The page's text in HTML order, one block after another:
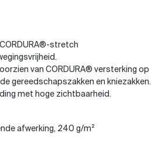
stretch
van CORDURA® versterking op
gereedschapszakken en kniezakken.
met hoge zichtbaarheid.
afwerking, 240 g/m²